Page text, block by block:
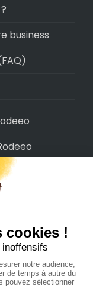
business
Rodeeo